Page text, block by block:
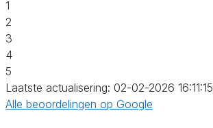
1
2
3
4
5
Laatste actualisering: 02-02-2026 16:11:15
Alle beoordelingen op Google